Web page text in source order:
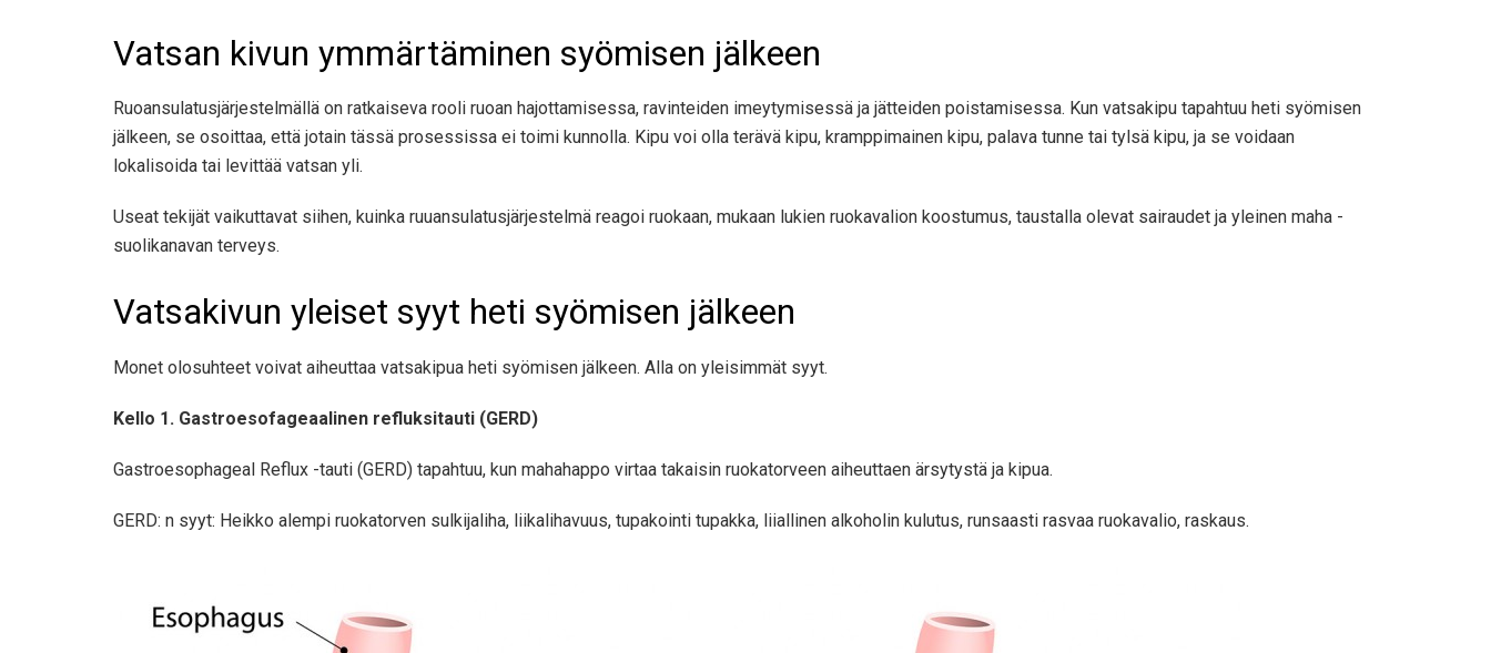
Vatsan kivun ymmärtäminen syömisen jälkeen
Ruoansulatusjärjestelmällä on ratkaiseva rooli ruoan hajottamisessa, ravinteiden imeytymisessä ja jätteiden poistamisessa. Kun vatsakipu tapahtuu heti syömisen
jälkeen, se osoittaa, että jotain tässä prosessissa ei toimi kunnolla. Kipu voi olla terävä kipu, kramppimainen kipu, palava tunne tai tylsä ​​kipu, ja se voidaan
lokalisoida tai levittää vatsan yli.
Useat tekijät vaikuttavat siihen, kuinka ruuansulatusjärjestelmä reagoi ruokaan, mukaan lukien ruokavalion koostumus, taustalla olevat sairaudet ja yleinen maha -
suolikanavan terveys.
Vatsakivun yleiset syyt heti syömisen jälkeen
Monet olosuhteet voivat aiheuttaa vatsakipua heti syömisen jälkeen. Alla on yleisimmät syyt.
Kello 1. Gastroesofageaalinen refluksitauti (GERD)
Gastroesophageal Reflux -tauti (GERD) tapahtuu, kun mahahappo virtaa takaisin ruokatorveen aiheuttaen ärsytystä ja kipua.
GERD: n syyt: Heikko alempi ruokatorven sulkijaliha, liikalihavuus, tupakointi tupakka, liiallinen alkoholin kulutus, runsaasti rasvaa ruokavalio, raskaus.